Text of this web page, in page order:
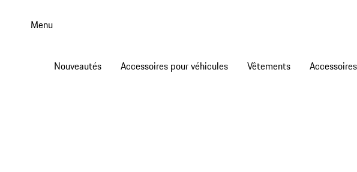
Menu
Nouveautés Accessoires pour véhicules Vêtements Accessoires